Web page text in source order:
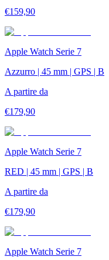
€159,90
Apple Watch Serie 7
Azzurro | 45 mm | GPS | B
A partire da
€179,90
Apple Watch Serie 7
RED | 45 mm | GPS | B
A partire da
€179,90
Apple Watch Serie 7